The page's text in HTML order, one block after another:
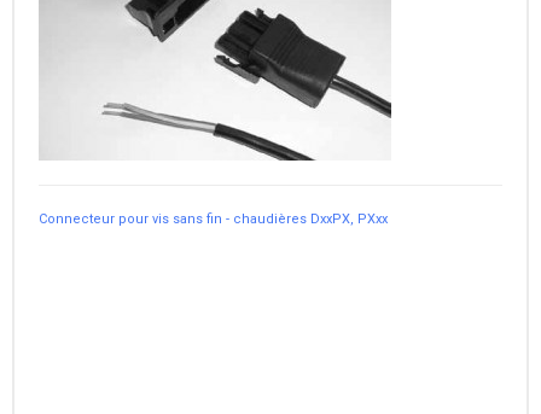
Connecteur pour vis sans fin - chaudières DxxPX, PXxx